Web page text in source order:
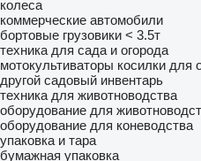
колеса
коммерческие автомобили
бортовые грузовики < 3.5т
техника для сада и огорода
мотокультиваторы косилки для
другой садовый инвентарь
техника для животноводства
оборудование для
оборудование для коневодства
упаковка и тара
бумажная упаковка